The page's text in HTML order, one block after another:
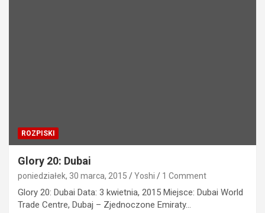
ROZPISKI
Glory 20: Dubai
poniedziałek, 30 marca, 2015 Yoshi 1 Comment
Glory 20: Dubai Data: 3 kwietnia, 2015 Miejsce: Dubai World
Trade Centre, Dubaj – Zjednoczone Emiraty…